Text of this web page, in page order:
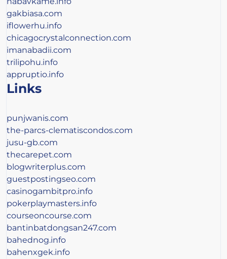
gakbiasa.com
iflowerhu.info
chicagocrystalconnection.com
imanabadii.com
trilipohu.info
appruptio.info
Links
punjwanis.com
the-parcs-clematiscondos.com
jusu-gb.com
thecarepet.com
blogwriterplus.com
guestpostingseo.com
casinogambitpro.info
pokerplaymasters.info
courseoncourse.com
bantinbatdongsan247.com
bahednog.info
bahenxgek.info